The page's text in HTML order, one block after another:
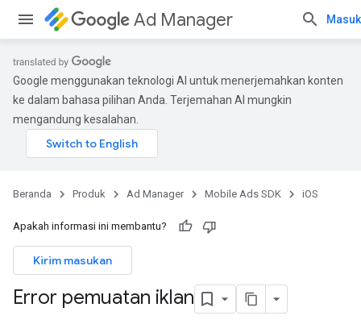
Ad Manager Masuk
Google menggunakan teknologi AI untuk menerjemahkan konten
ke dalam bahasa pilihan Anda. Terjemahan AI mungkin
mengandung kesalahan.
Beranda Produk Ad Manager Mobile Ads SDK iOS
Apakah informasi ini membantu?
Kirim masukan
Error pemuatan iklan